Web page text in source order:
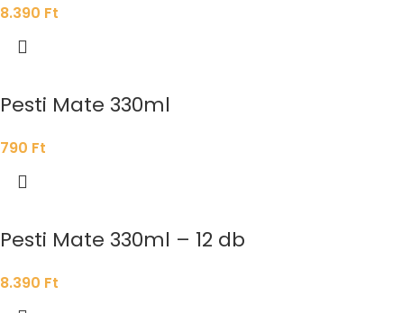
8.390 Ft
Pesti Mate 330ml
790 Ft
Pesti Mate 330ml – 12 db
8.390 Ft